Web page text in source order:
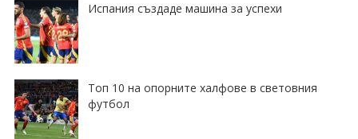
Испания създаде машина за успехи
Топ 10 на опорните халфове в световния
футбол